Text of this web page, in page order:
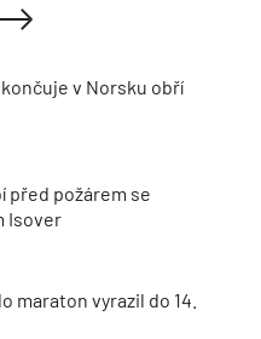
v Norsku obří
před požárem se
Isover
maraton vyrazil do 14.